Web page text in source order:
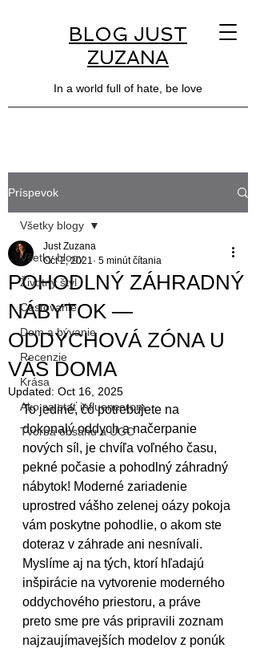
BLOG JUST
ZUZANA
In a world full of hate, be love
Príspevok
Všetky blogy
Životný štýl
Cestovanie
Dom a bývanie
Recenzie
Krása
Ako sa stať influencerom
Tvorba obsahu a UGC
Všetky blogy
POHODLNÝ ZÁHRADNÝ
NÁBYTOK —
ODDYCHOVÁ ZÓNA U
VÁS DOMA
Just Zuzana
Oct 2, 2021 5 minút čítania
Updated: Oct 16, 2025
To jediné, čo potrebujete na
dokonalý oddych a načerpanie
nových síl, je chvíľa voľného času,
pekné počasie a pohodlný záhradný
nábytok! Moderné zariadenie
uprostred vášho zelenej oázy pokoja
vám poskytne pohodlie, o akom ste
doteraz v záhrade ani nesnívali.
Myslíme aj na tých, ktorí hľadajú
inšpirácie na vytvorenie moderného
oddychového priestoru, a práve
preto sme pre vás pripravili zoznam
najzaujímavejších modelov z ponúk